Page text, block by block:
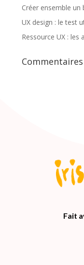
Créer ensemble
UX design : le test
Ressource UX : les
Fait